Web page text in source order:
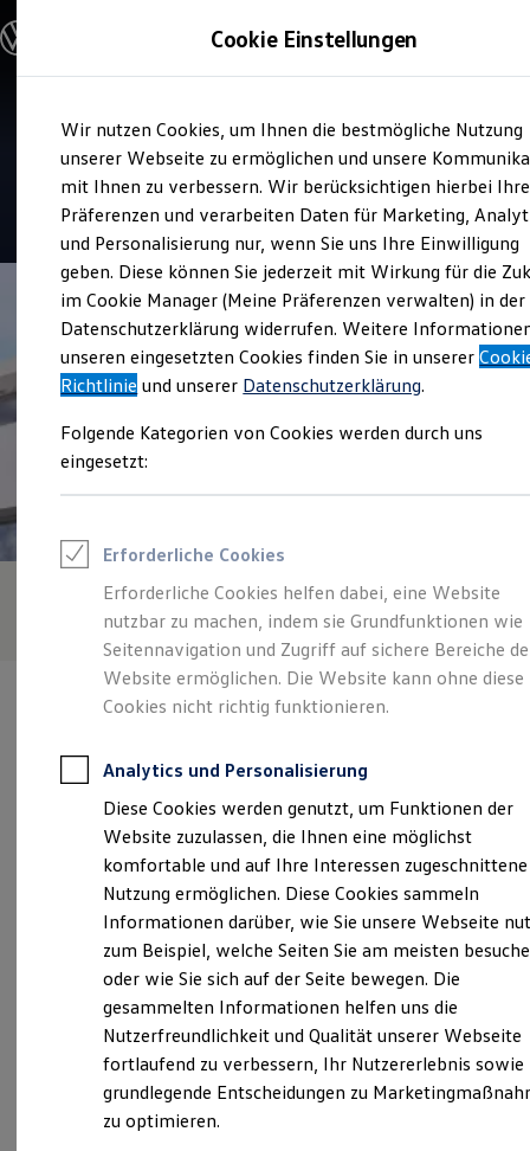
Hauptinhalt
springen
Footer
springen
Modelle & Konfigurator
Nutzfahrzeugkategorien entdecken
Modelle konfigurieren
Vorgängermodelle und Oldtimer
Vorgängermodelle
Oldtimer
Bulli Historie
Branchenlösungen & Gewerbekunden
Umbaulösungen und Hersteller finden
Auf- und Umbauten entdecken & konfigurieren
Groß- und Sonderkunden
Großkunden
Kommunen & Behörden
Journalisten
Sportvereine
Branchenlösungen
Gewerbliche Personenbeförderung
Service & mobile Werkstätten
Kühlfahrzeuge
ONE Business ID Vorteile
Fahrzeugsuche & Marktplatz
Fahrzeugsuche
Fahrzeuge online kaufen
Digitaler Marktplatz
Kauf & Finanzierung
Online-Fahrzeugbewertung
Aktionen & Angebote
Für Gewerbekunden
Profi Paket
TopDeal
Gebrauchtwagen
ProfiPartner für Gebrauchtwagen
Zertifizierte Gebrauchtwagen
Finanzierung
Für Privatkunden
Für Gewerbekunden
Leasing
Für Privatkunden
Für Gewerbekunden
Versicherungen & Garantien
Garantien
Kfz-Versicherung für Nutzfahrzeuge
Restschuldversicherung
Wartungsverträge
Besitzer & Service
Service
Erich Gotthard
4.7| 47 Bewertungen
Verantwortlich für die Inhalte auf dieser Seite ist die Erich Gotthard
Impressum & Rechtliches)
Hauptstraße 22, 21717 Fredenbeck
info@gotthard-fredenbeck.de
Montag-Freitag 07:00-18:00 Uhr
Samstag
07:30 -12:00 Uhr
Cookie Einstellungen
Wir nutzen Cookies, um Ihnen die bestmögliche Nutzung
unserer Webseite zu ermöglichen und unsere
mit Ihnen zu verbessern. Wir berücksichtigen hierbei Ihre
Präferenzen und verarbeiten Daten für Marketing,
und Personalisierung nur, wenn Sie uns Ihre Einwilligung
geben. Diese können Sie jederzeit mit Wirkung für die
im Cookie Manager (Meine Präferenzen verwalten) in der
Datenschutzerklärung widerrufen. Weitere
unseren eingesetzten Cookies finden Sie in unserer
Richtlinie und unserer Datenschutzerklärung.
Folgende Kategorien von Cookies werden durch uns
eingesetzt:
Erforderliche Cookies
Erforderliche Cookies helfen dabei, eine Website
nutzbar zu machen, indem sie Grundfunktionen wie
Seitennavigation und Zugriff auf sichere Bereiche
Website ermöglichen. Die Website kann ohne diese
Cookies nicht richtig funktionieren.
Analytics und Personalisierung
Diese Cookies werden genutzt, um Funktionen der
Website zuzulassen, die Ihnen eine möglichst
komfortable und auf Ihre Interessen zugeschnittene
Nutzung ermöglichen. Diese Cookies sammeln
Informationen darüber, wie Sie unsere Webseite
zum Beispiel, welche Seiten Sie am meisten
oder wie Sie sich auf der Seite bewegen. Die
gesammelten Informationen helfen uns die
Nutzerfreundlichkeit und Qualität unserer Webseite
fortlaufend zu verbessern, Ihr Nutzererlebnis sowie
grundlegende Entscheidungen zu
zu optimieren.